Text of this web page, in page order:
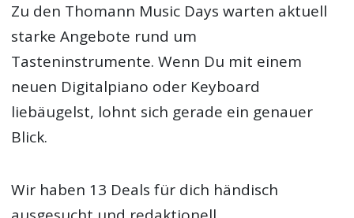
Zu den Thomann Music Days warten aktuell
starke Angebote rund um
Tasteninstrumente. Wenn Du mit einem
neuen Digitalpiano oder Keyboard
liebäugelst, lohnt sich gerade ein genauer
Blick.
Wir haben 13 Deals für dich händisch